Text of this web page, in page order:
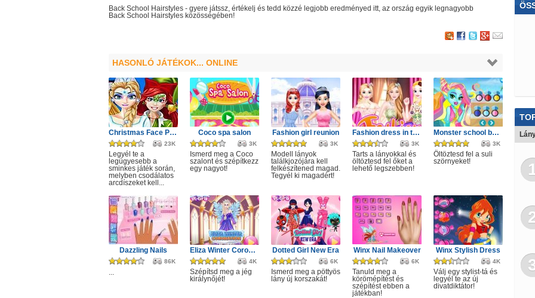
Back School Hairstyles - gyere játssz, értékelj és tedd közzé legjobb eredményed itt, az ország egyik legnagyobb
Back School Hairstyles közösségében!
HASONLÓ JÁTÉKOK... ONLINE
Christmas Face Painting
23K
Legyél te a
legügyesebb a
sminkes játék során,
melyben csodálatos
arcdíszeket kell...
Coco spa salon
3K
Ismerd meg a Coco
szalont és szépítkezz
egy nagyot!
Fashion girl reunion
3K
Modell lányok
találkjozójára kell
felkészítened magad.
Tegyél ki magadért!
Fashion dress in tulle style
3K
Tarts a lányokkal és
öltöztesd fel őket a
lehető legszebben!
Monster school beach party game
3K
Öltöztesd fel a suli
szörnyeket!
Dazzling Nails
86K
...
Eliza Winter Coronation
4K
Szépítsd meg a jég
királynőjét!
Dotted Girl New Era
6K
Ismerd meg a pöttyös
lány új korszakát!
Winx Nail Makeover
6K
Tanuld meg a
körömépítést és
szépítést ebben a
játékban!
Winx Stylish Dress
4K
Válj egy stylist-tá és
legyél te az új
divatdiktátor!